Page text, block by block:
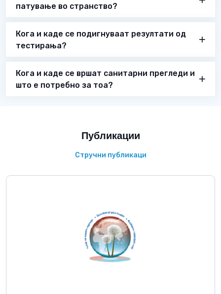
патување во странство?
Кога и каде се подигнуваат резултати од
тестирања?
Кога и каде се вршат санитарни прегледи и
што е потребно за тоа?
Публикации
Стручни публикаци